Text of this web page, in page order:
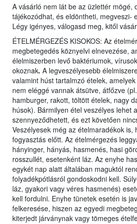
A vásárló nem lát be az üzlettér mögé,
tájékozódhat, és eldöntheti, megveszi-
Légy igényes, válogasd meg, kitől
ÉTELMÉRGEZÉS KISOKOS: Az
megbetegedés köznyelvi elnevezése,
élelmiszerben levő baktériumok,
okoznak. A legveszélyesebb
valamint húst tartalmzó ételek,
nem eléggé vannak átsütve, átfőzve
hamburger, rakott, töltött ételek, nagy
húsok). Bármilyen étel veszélyes lehet
szennyeződhetett, és ezt követően
Veszélyesek még az ételmaradékok
fogyasztás előtt. Az ételmérgezés
hányinger, hányás, hasmenés, hasi
rosszullét, esetenként láz. Az enyhe
egykét nap alatt általában maguktól
folyadékpótlásról gondoskodni kell.
láz, gyakori vagy véres hasmenés)
kell fordulni. Enyhe tünetek esetén is
felkeresése, hiszen az egyedi
kiterjedt járványnak vagy tömeges